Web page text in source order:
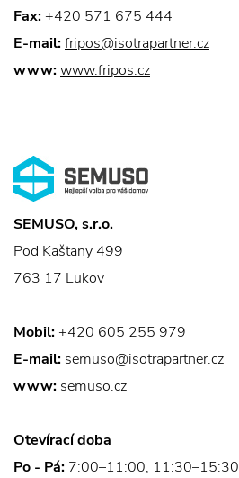
Fax: +420 571 675 444
E-mail:fripos@isotrapartner.cz
www:www.fripos.cz
SEMUSO, s.r.o.
Pod Kaštany 499
763 17 Lukov
Mobil: +420 605 255 979
E-mail: semuso@isotrapartner.cz
www: semuso.cz
Otevírací doba
Po - Pá: 7:00–11:00, 11:30–15:30